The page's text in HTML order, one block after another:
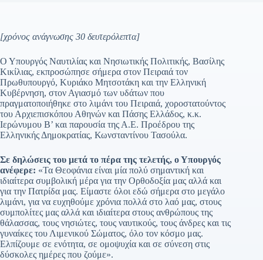
[χρόνος ανάγνωσης 30 δευτερόλεπτα]
Ο Υπουργός Ναυτιλίας και Νησιωτικής Πολιτικής, Βασίλης
Κικίλιας, εκπροσώπησε σήμερα στον Πειραιά τον
Πρωθυπουργό, Κυριάκο Μητσοτάκη και την Ελληνική
Κυβέρνηση, στον Αγιασμό των υδάτων που
πραγματοποιήθηκε στο λιμάνι του Πειραιά, χοροστατούντος
του Αρχιεπισκόπου Αθηνών και Πάσης Ελλάδος, κ.κ.
Ιερώνυμου Β’ και παρουσία της Α.Ε. Προέδρου της
Ελληνικής Δημοκρατίας, Κωνσταντίνου Τασούλα.
Σε δηλώσεις του μετά το πέρα της τελετής, ο Υπουργός
ανέφερε: «Τα Θεοφάνια είναι μία πολύ σημαντική και
ιδιαίτερα συμβολική μέρα για την Ορθοδοξία μας αλλά και
για την Πατρίδα μας. Είμαστε όλοι εδώ σήμερα στο μεγάλο
λιμάνι, για να ευχηθούμε χρόνια πολλά στο λαό μας, στους
συμπολίτες μας αλλά και ιδιαίτερα στους ανθρώπους της
θάλασσας, τους νησιώτες, τους ναυτικούς, τους άνδρες και τις
γυναίκες του Λιμενικού Σώματος, όλο τον κόσμο μας.
Ελπίζουμε σε ενότητα, σε ομοψυχία και σε σύνεση στις
δύσκολες ημέρες που ζούμε».